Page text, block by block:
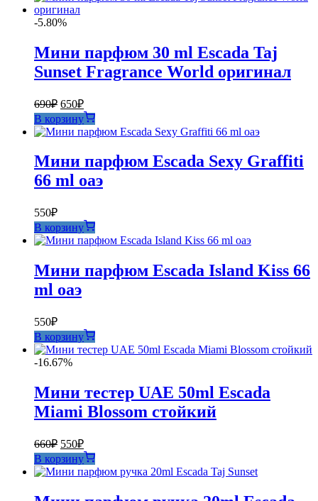
600₽.
-5.80%
Мини парфюм 30 ml Escada Taj
Sunset Fragrance World оригинал
690₽ Первоначальная
цена
составляла
650₽Текущая
цена:
650₽.
В корзину
Мини парфюм Escada Sexy Graffiti
66 ml оаэ
550₽
В корзину
Мини парфюм Escada Island Kiss 66
ml оаэ
550₽
В корзину
-16.67%
Мини тестер UAE 50ml Escada
Miami Blossom стойкий
660₽ Первоначальная
цена
составляла
550₽Текущая
цена:
550₽.
В корзину